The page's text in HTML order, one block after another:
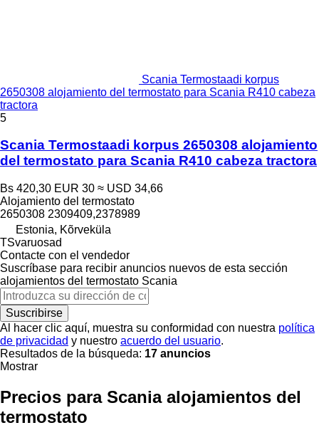
Scania Termostaadi korpus
2650308 alojamiento del termostato para Scania R410 cabeza
tractora
5
Scania Termostaadi korpus 2650308 alojamiento
del termostato para Scania R410 cabeza tractora
Bs 420,30 EUR 30 ≈ USD 34,66
Alojamiento del termostato
2650308 2309409,2378989
Estonia, Kõrveküla
TSvaruosad
Contacte con el vendedor
Suscríbase para recibir anuncios nuevos de esta sección
alojamientos del termostato Scania
Suscribirse
Al hacer clic aquí, muestra su conformidad con nuestra política
de privacidad y nuestro acuerdo del usuario.
Resultados de la búsqueda: 17 anuncios
Mostrar
Precios para Scania alojamientos del
termostato